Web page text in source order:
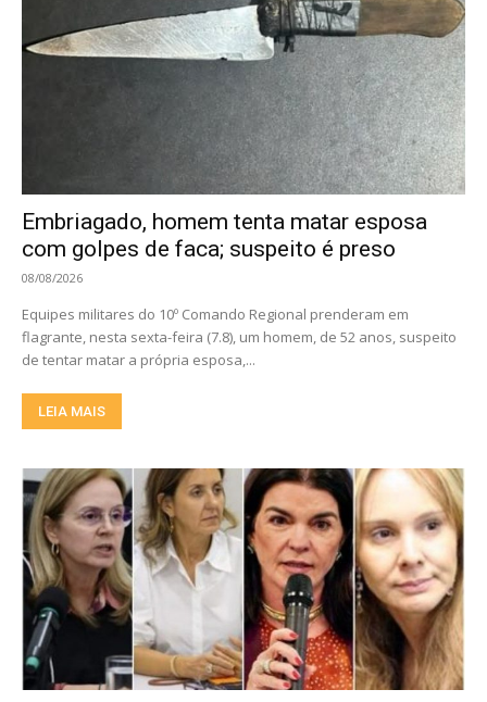
Embriagado, homem tenta matar esposa
com golpes de faca; suspeito é preso
08/08/2026
Equipes militares do 10º Comando Regional prenderam em
flagrante, nesta sexta-feira (7.8), um homem, de 52 anos, suspeito
de tentar matar a própria esposa,...
LEIA MAIS